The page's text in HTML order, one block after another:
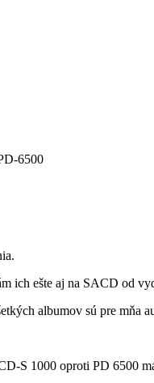
6500
ich ešte aj na SACD od
albumov sú pre mňa
S 1000 oproti PD 6500